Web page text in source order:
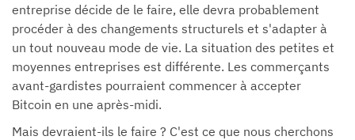
entreprise décide de le faire, elle devra probablement
procéder à des changements structurels et s'adapter à
un tout nouveau mode de vie. La situation des petites et
moyennes entreprises est différente. Les commerçants
avant-gardistes pourraient commencer à accepter
Bitcoin en une après-midi.
Mais devraient-ils le faire ? C'est ce que nous cherchons